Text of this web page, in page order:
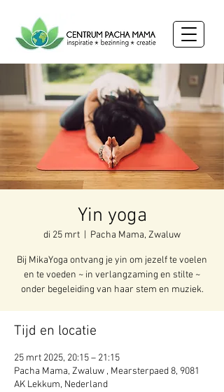
Yin yoga
di 25 mrt Pacha Mama, Zwaluw
Bij MikaYoga ontvang je yin om jezelf te voelen
en te voeden ~ in verlangzaming en stilte ~
onder begeleiding van haar stem en muziek.
Tijd en locatie
25 mrt 2025, 20:15 – 21:15
Pacha Mama, Zwaluw , Mearsterpaed 8, 9081
AK Lekkum, Nederland